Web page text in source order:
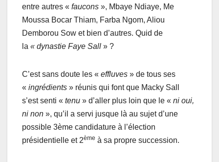
entre autres « faucons », Mbaye Ndiaye, Me
Moussa Bocar Thiam, Farba Ngom, Aliou
Demborou Sow et bien d’autres. Quid de
la « dynastie Faye Sall » ?
C’est sans doute les « effluves » de tous ses
« ingrédients » réunis qui font que Macky Sall
s’est senti « tenu » d’aller plus loin que le « ni oui,
ni non », qu’il a servi jusque là au sujet d’une
possible 3ème candidature à l’élection
présidentielle et 2ème à sa propre succession.